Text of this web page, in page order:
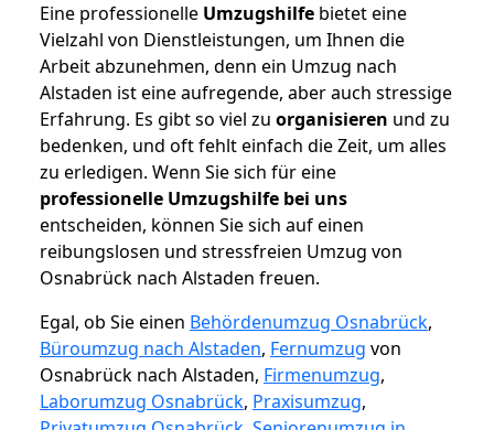
Eine professionelle Umzugshilfe bietet eine
Vielzahl von Dienstleistungen, um Ihnen die
Arbeit abzunehmen, denn ein Umzug nach
Alstaden ist eine aufregende, aber auch stressige
Erfahrung. Es gibt so viel zu organisieren und zu
bedenken, und oft fehlt einfach die Zeit, um alles
zu erledigen. Wenn Sie sich für eine
professionelle Umzugshilfe bei uns
entscheiden, können Sie sich auf einen
reibungslosen und stressfreien Umzug von
Osnabrück nach Alstaden freuen.
Egal, ob Sie einen Behördenumzug Osnabrück,
Büroumzug nach Alstaden, Fernumzug von
Osnabrück nach Alstaden, Firmenumzug,
Laborumzug Osnabrück, Praxisumzug,